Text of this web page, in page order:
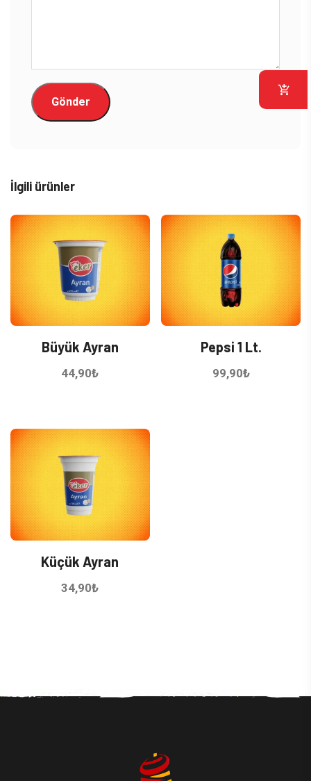
İlgili ürünler
Büyük Ayran
44,90₺
Pepsi 1 Lt.
99,90₺
Küçük Ayran
34,90₺